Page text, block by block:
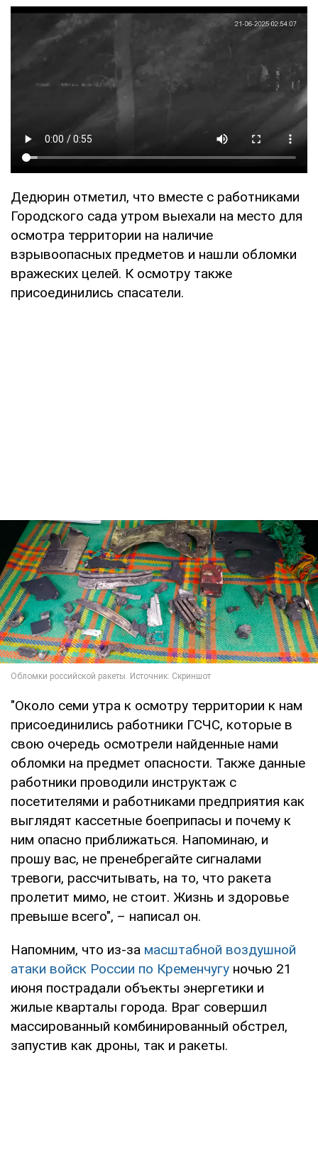
Дедюрин отметил, что вместе с работниками
Городского сада утром выехали на место для
осмотра территории на наличие
взрывоопасных предметов и нашли обломки
вражеских целей. К осмотру также
присоединились спасатели.
"Около семи утра к осмотру территории к нам
присоединились работники ГСЧС, которые в
свою очередь осмотрели найденные нами
обломки на предмет опасности. Также данные
работники проводили инструктаж с
посетителями и работниками предприятия как
выглядят кассетные боеприпасы и почему к
ним опасно приближаться. Напоминаю, и
прошу вас, не пренебрегайте сигналами
тревоги, рассчитывать, на то, что ракета
пролетит мимо, не стоит. Жизнь и здоровье
превыше всего", – написал он.
Напомним, что из-за масштабной воздушной
атаки войск России по Кременчугу ночью 21
июня пострадали объекты энергетики и
жилые кварталы города. Враг совершил
массированный комбинированный обстрел,
запустив как дроны, так и ракеты.